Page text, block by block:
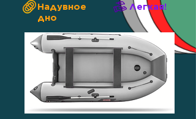
Надувное
дно
Легкая!